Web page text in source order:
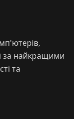
за найкращими
та